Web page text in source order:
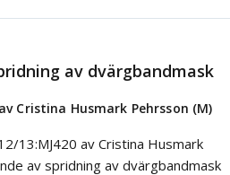
av dvärgbandmask
Cristina Husmark Pehrsson (M)
13:MJ420 av Cristina Husmark
av spridning av dvärgbandmask